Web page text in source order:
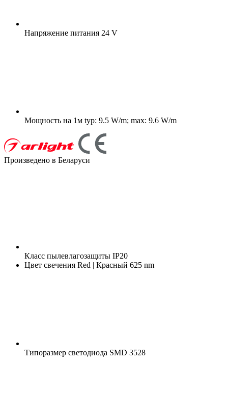
Напряжение питания 24 V
Мощность на 1м typ: 9.5 W/m; max: 9.6 W/m
Произведено в Беларуси
Класс пылевлагозащиты IP20
Цвет свечения Red | Красный 625 nm
Типоразмер светодиода SMD 3528